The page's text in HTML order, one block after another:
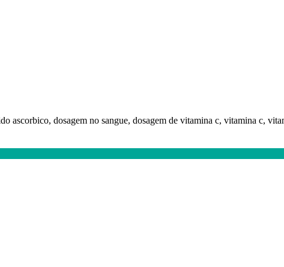
ascorbico, dosagem no sangue, dosagem de vitamina c, vitamina c,